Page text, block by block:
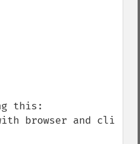
this:
browser and cli